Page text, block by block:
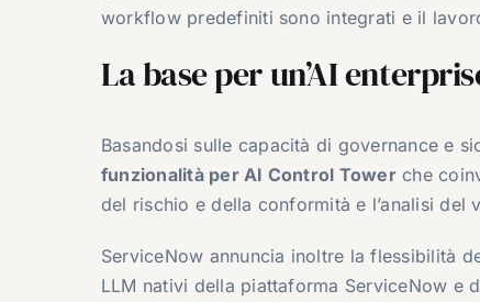
workflow predefiniti sono integrati e il
La base per un’AI
Basandosi sulle capacità di governance e
funzionalità per AI Control Towerche
del rischio e della conformità e l’analisi del
ServiceNow annuncia inoltre la flessibilità
LLM nativi della piattaforma ServiceNow e